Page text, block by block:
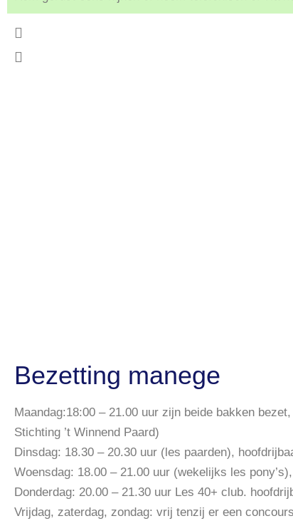
Bezetting manege
Maandag:18:00 – 21.00 uur zijn beide bakken
Stichting ’t Winnend Paard)
Dinsdag: 18.30 – 20.30 uur (les paarden),
Woensdag: 18.00 – 21.00 uur (wekelijks les
Donderdag: 20.00 – 21.30 uur Les 40+ club.
Vrijdag, zaterdag, zondag: vrij tenzij er een